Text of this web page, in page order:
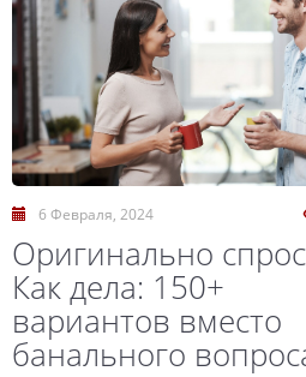
6 Февраля, 2024
Оригинально
Как дела: 150+
вариантов вместо
банального